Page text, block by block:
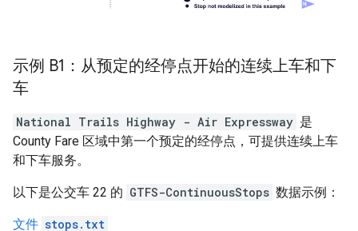
示例 B1：从预定的经停点开始的连续上车和下
车
National Trails Highway - Air Expressway 是
County Fare 区域中第一个预定的经停点，可提供连续上车
和下车服务。
以下是公交车 22 的 GTFS-ContinuousStops 数据示例：
文件 stops.txt